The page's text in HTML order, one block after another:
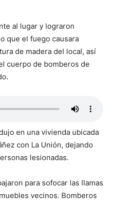
al lugar y lograron
que el fuego causara
de madera del local, así
cuerpo de bomberos de
en una vivienda ubicada
con La Unión, dejando
lesionadas.
para sofocar las llamas
vecinos. Bomberos